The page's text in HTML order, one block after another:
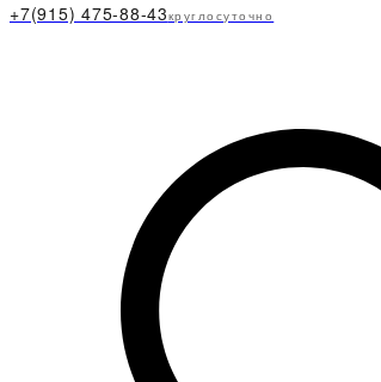
+7(915) 475-88-43круглосуточно